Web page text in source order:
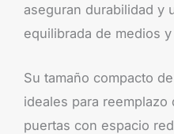
aseguran durabilidad y
equilibrada de medios
Su tamaño compacto
ideales para
puertas con espacio